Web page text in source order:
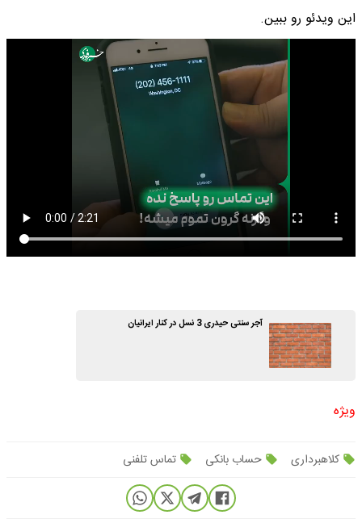
این ویدئو رو ببین.
آجر سنتی حیدری 3 نسل در کنار ایرانیان
ویژه
کلاهبرداری حساب بانکی تماس تلفنی